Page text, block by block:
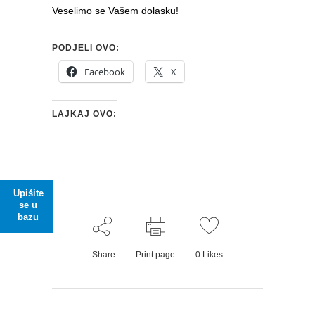
Upišite
se u
bazu
Veselimo se Vašem dolasku!
PODJELI OVO:
Facebook X
LAJKAJ OVO:
Share Print page 0 Likes